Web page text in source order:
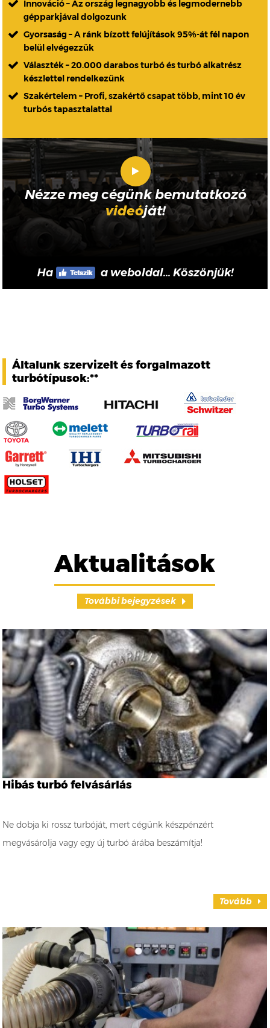
Innováció – Az ország legnagyobb és legmodernebb
gépparkjával dolgozunk
Gyorsaság – A ránk bízott felújítások 95%-át fél napon
belül elvégezzük
Választék – 20.000 darabos turbó és turbó alkatrész
készlettel rendelkezünk
Szakértelem – Profi, szakértő csapat több, mint 10 év
turbós tapasztalattal
Nézze meg cégünk bemutatkozó
videóját!
Ha a weboldal... Köszönjük!
Általunk szervizelt és forgalmazott
turbótípusok:**
Aktualitások
További bejegyzések
Hibás turbó felvásárlás
Ne dobja ki rossz turbóját, mert cégünk készpénzért
megvásárolja vagy egy új turbó árába beszámítja!
Tovább